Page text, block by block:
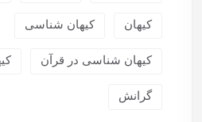
کیهان کیهان شناسی
کیهان شناسی در قرآن
گرانش